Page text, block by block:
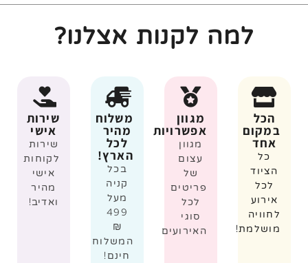
למה לקנות אצלנו?
הכל
במקום
אחד
כל
הציוד
לכל
אירוע
לחוויה
מושלמת!
מגוון
אפשרויות
מגוון
עצום
של
פריטים
לכל
סוגי
האירועים
משלוח
מהיר
לכל
הארץ!
בכל
קניה
מעל
499
₪
המשלוח
חינם!
שירות
אישי
שירות
לקוחות
אישי
מהיר
ואדיב!